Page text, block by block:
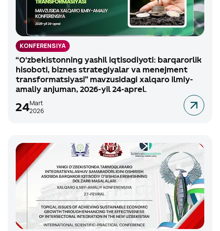
KONFERENSIYA
“O‘zbekistonning yashil iqtisodiyoti: barqarorlik
hisoboti, biznes strategiyalar va menejment
transformatsiyasi” mavzusidagi xalqaro ilmiy-
amaliy anjuman, 2026-yil 24-aprel.
24Mart
2026